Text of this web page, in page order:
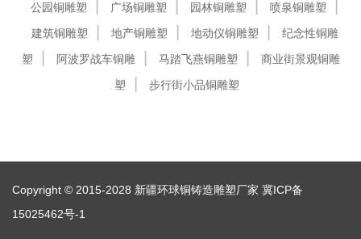
公园铜雕塑
广场铜雕塑 园林铜雕塑
喷泉铜雕塑
建筑铜雕塑
地产铜雕塑 地动仪铜雕塑
纪念性铜雕
塑
阿波罗战车铜雕 马踏飞燕铜雕塑
商业街景观铜雕
塑
步行街小品铜雕塑
Copyright © 2015-2028 新疆环球铜铸造雕塑厂家 冀ICP备
15025462号-1